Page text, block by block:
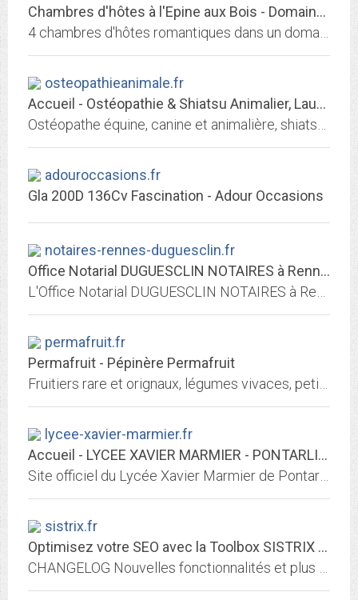
Chambres d'hôtes à l'Epine aux Bois - Domaine des Patrus L'Epine aux Bois
osteopathieanimale.fr
Accueil - Ostéopathie & Shiatsu Animalier, Laurie Picaronny
adouroccasions.fr
Gla 200D 136Cv Fascination - Adour Occasions
notaires-rennes-duguesclin.fr
Office Notarial DUGUESCLIN NOTAIRES à Rennes et Paris
permafruit.fr
Permafruit - Pépinère Permafruit
lycee-xavier-marmier.fr
Accueil - LYCEE XAVIER MARMIER - PONTARLIER
sistrix.fr
Optimisez votre SEO avec la Toolbox SISTRIX - Des outils SEO de pros faits...